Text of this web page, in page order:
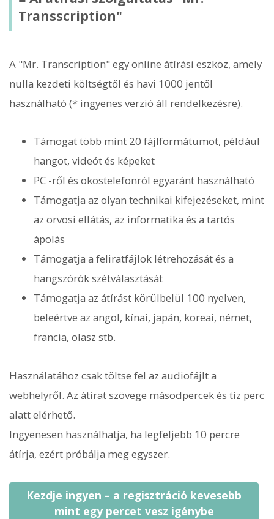
Transscription"
A "Mr. Transcription" egy online átírási eszköz, amely
nulla kezdeti költségtől és havi 1000 jentől
használható (* ingyenes verzió áll rendelkezésre).
Támogat több mint 20 fájlformátumot, például
hangot, videót és képeket
PC -ről és okostelefonról egyaránt használható
Támogatja az olyan technikai kifejezéseket, mint
az orvosi ellátás, az informatika és a tartós
ápolás
Támogatja a feliratfájlok létrehozását és a
hangszórók szétválasztását
Támogatja az átírást körülbelül 100 nyelven,
beleértve az angol, kínai, japán, koreai, német,
francia, olasz stb.
Használatához csak töltse fel az audiofájlt a
webhelyről. Az átirat szövege másodpercek és tíz perc
alatt elérhető.
Ingyenesen használhatja, ha legfeljebb 10 percre
átírja, ezért próbálja meg egyszer.
Kezdje ingyen – a regisztráció kevesebb
mint egy percet vesz igénybe